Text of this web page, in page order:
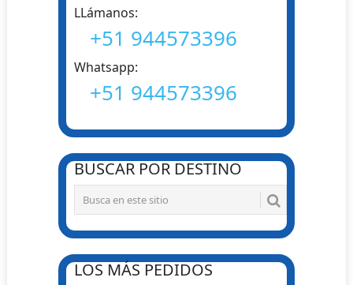
LLámanos:
+51 944573396
Whatsapp:
+51 944573396
BUSCAR POR DESTINO
LOS MÁS PEDIDOS